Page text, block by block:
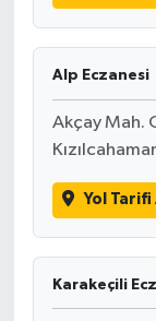
Alp Eczanesi
Akçay Mah.
Yol Tarifi
Karakeçili